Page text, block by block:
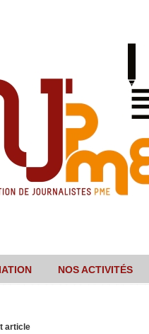
NOS ACTIVITÉS
article